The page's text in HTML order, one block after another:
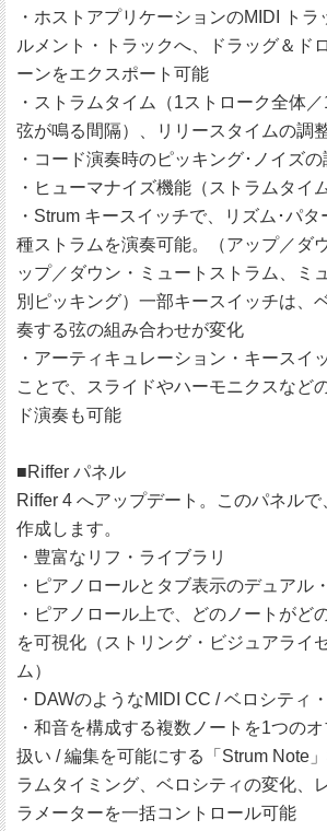
・ホストアプリケーションのMIDI トラ
ルメント・トラックへ、ドラッグ＆ド
ーンをエクスポート可能
・ストラムタイム（1ストローク全体
弦が鳴る間隔）、リリースタイムの調
・コード演奏時のピッキング･ノイズの
・ヒューマナイズ機能（ストラムタイ
・Strum キースイッチで、リズム･パ
種ストラムを演奏可能。（アップ／ダ
ップ／ダウン・ミュートストラム、ミ
別ピッキング）一部キースイッチは、
奏する弦の組み合わせが変化
・アーティキュレーション・キースイ
ことで、スライドやハーモニクスなど
ド演奏も可能
■Riffer パネル
Riffer 4 へアップデート。このパネル
作成します。
・豊富なリフ・ライブラリ
・ピアノロールとタブ表示のデュアル
・ピアノロール上で、どのノートがど
を可視化（ストリング・ビジュアライ
ム）
・DAWのようなMIDI CC / ベロシティ
・和音を構成する複数ノートを1つの
扱い / 編集を可能にする「Strum Note
ラムタイミング、ベロシティの変化、
ラメーターを一括コントロール可能